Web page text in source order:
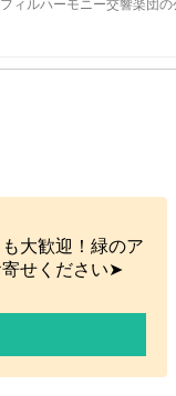
フィルハーモニー交響楽
大歓迎！緑のア
せください➤